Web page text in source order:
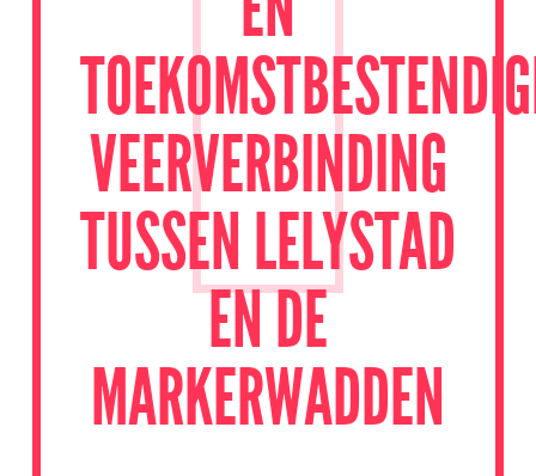
VEERVERBINDING
TUSSEN LELYSTAD
EN DE
MARKERWADDEN